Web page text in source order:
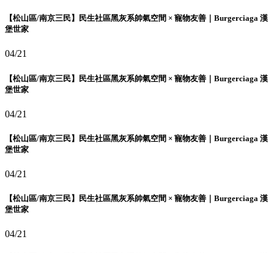
【松山區/南京三民】民生社區黑灰系帥氣空間 × 寵物友善｜Burgerciaga 漢
堡世家
04/21
【松山區/南京三民】民生社區黑灰系帥氣空間 × 寵物友善｜Burgerciaga 漢
堡世家
04/21
【松山區/南京三民】民生社區黑灰系帥氣空間 × 寵物友善｜Burgerciaga 漢
堡世家
04/21
【松山區/南京三民】民生社區黑灰系帥氣空間 × 寵物友善｜Burgerciaga 漢
堡世家
04/21